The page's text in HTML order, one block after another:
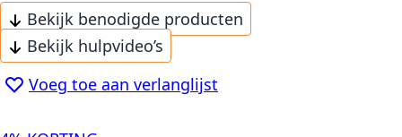
Bekijk benodigde producten
Bekijk hulpvideo’s
Voeg toe aan verlanglijst